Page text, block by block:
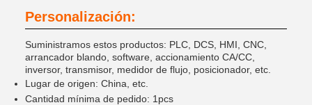
Personalización:
Suministramos estos productos: PLC, DCS, HMI, CNC,
arrancador blando, software, accionamiento CA/CC,
inversor, transmisor, medidor de flujo, posicionador, etc.
Lugar de origen: China, etc.
Cantidad mínima de pedido: 1pcs